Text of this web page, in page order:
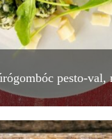
pesto-val,